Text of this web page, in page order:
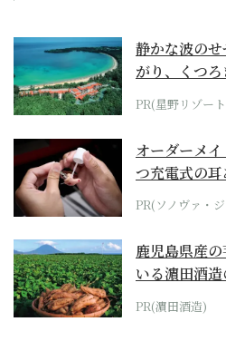
静かな波の
がり、くつ
ホテル by...
PR(星野リゾー
オーダーメ
つ充電式の
PR(ソノヴァ・
鹿児島県産
いる濵田酒
PR(濵田酒造)